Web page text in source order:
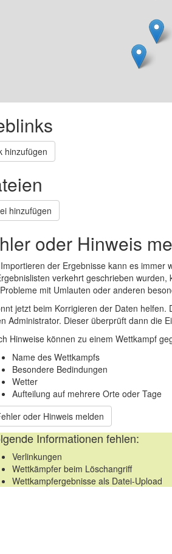
hinzufügen
hinzufügen
oder Hinweis
der Ergebnisse kann es
verkehrt geschrieben
mit Umlauten oder anderen
jetzt beim Korrigieren der Daten
Administrator. Dieser überprüft dann die
Hinweise können zu einem Wettkampf
Name des Wettkampfs
Besondere Bedindungen
Wetter
Aufteilung auf mehrere Orte oder Tage
oder Hinweis melden
Informationen fehlen:
Verlinkungen
Wettkämpfer beim Löschangriff
Wettkampfergebnisse als Datei-Upload